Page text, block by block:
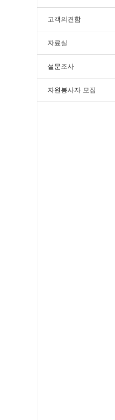
고객의견함
자료실
설문조사
자원봉사자 모집